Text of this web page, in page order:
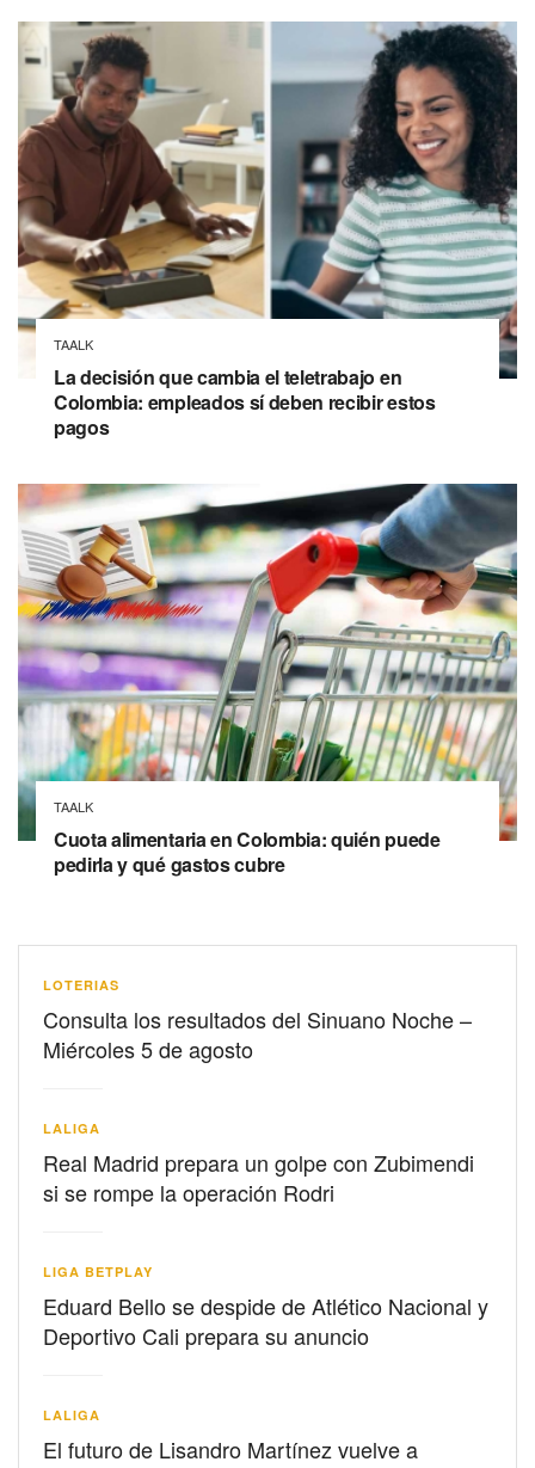
TAALK
La decisión que cambia el teletrabajo en
Colombia: empleados sí deben recibir estos
pagos
TAALK
Cuota alimentaria en Colombia: quién puede
pedirla y qué gastos cubre
LOTERIAS
Consulta los resultados del Sinuano Noche –
Miércoles 5 de agosto
LALIGA
Real Madrid prepara un golpe con Zubimendi
si se rompe la operación Rodri
LIGA BETPLAY
Eduard Bello se despide de Atlético Nacional y
Deportivo Cali prepara su anuncio
LALIGA
El futuro de Lisandro Martínez vuelve a